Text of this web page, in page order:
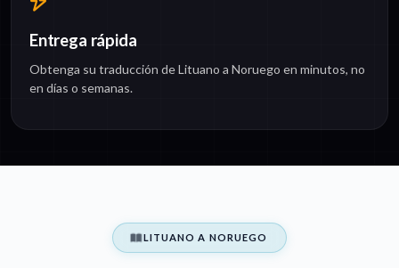
Entrega rápida
Obtenga su traducción de Lituano a Noruego en minutos, no
en días o semanas.
LITUANO A NORUEGO